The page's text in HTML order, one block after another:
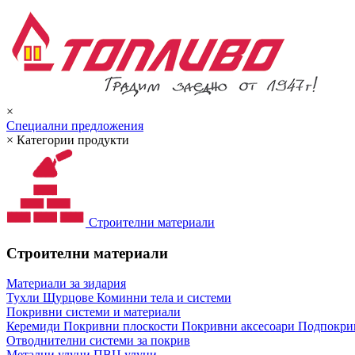
×
Специални предложения
× Категории продукти
Строителни материали
Строителни материали
Материали за зидария
Тухли Щурцове Коминни тела и системи
Покривни системи и материали
Керемиди Покривни плоскости Покривни аксесоари
Отводнителни системи за покрив